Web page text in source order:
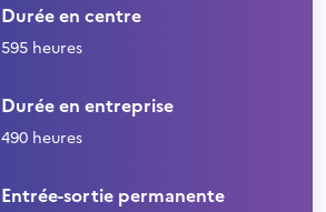
Durée en centre
595 heures
Durée en entreprise
490 heures
Entrée-sortie permanente